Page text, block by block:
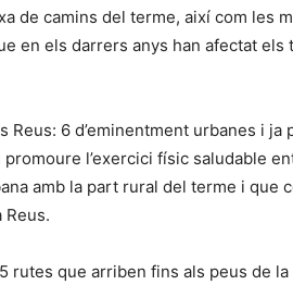
de camins del terme, així com les
en els darrers anys han afectat els
Reus: 6 d’eminentment urbanes i
promoure l’exercici físic saludable
amb la part rural del terme i que
Reus.
rutes que arriben fins als peus de